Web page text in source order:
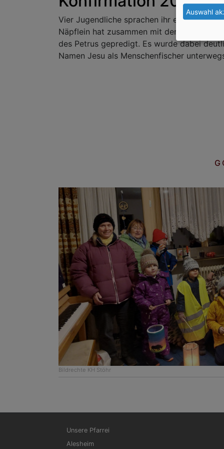
Vier Jugendliche sprachen ihr eigenes Ja
Näpflein hat zusammen mit den
des Petrus gepredigt. Es wurde dabei
Namen Jesu als Menschenfischer
Bildrechte KH Stöhr
Hauptnavigation
Unsere Pfarrei
Alesheim
Auswahl